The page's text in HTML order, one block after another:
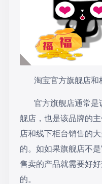
淘宝官方旗舰店和
官方旗舰店通常是
舰店，也是该品牌的
店和线下柜台销售的
的。如如果旗舰店不
售卖的产品就需要好
的。